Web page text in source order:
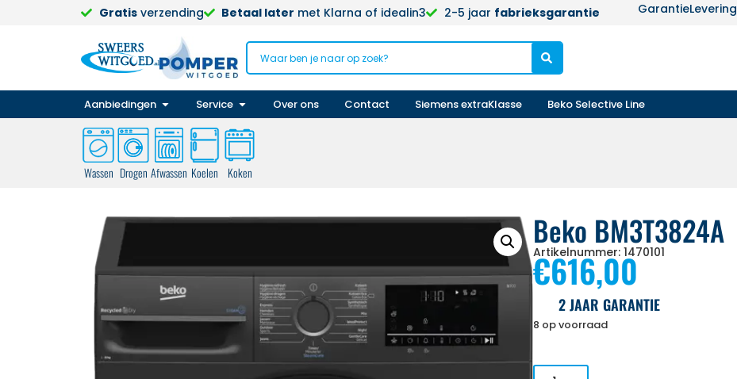
Gratisverzending Betaal later met Klarna of idealin3 2-5 jaar fabrieksgarantie GarantieLevering
Aanbiedingen Service Over ons Contact Siemens extraKlasse Beko Selective Line
Wassen Drogen Afwassen Koelen Koken
Beko BM3T3824A
Artikelnummer: 1470101
€616,00
2 JAAR GARANTIE
8 op voorraad